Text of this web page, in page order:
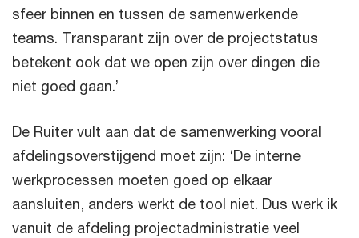
sfeer binnen en tussen de samenwerkende
teams. Transparant zijn over de projectstatus
betekent ook dat we open zijn over dingen die
niet goed gaan.’
De Ruiter vult aan dat de samenwerking vooral
afdelingsoverstijgend moet zijn: ‘De interne
werkprocessen moeten goed op elkaar
aansluiten, anders werkt de tool niet. Dus werk ik
vanuit de afdeling projectadministratie veel